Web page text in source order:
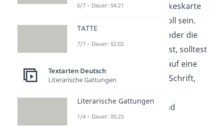
eine bedruckte Dankeskarte
können enorm stilvoll sein.
Wenn du den Brief oder die
Karte selbst schreibst, solltest
du aber unbedingt auf eine
saubere, leserliche Schrift,
Rechtschreibung und
Grammatik achten.
6/7 – Dauer: 04:21
TATTE
7/7 – Dauer: 02:02
Textarten Deutsch
Literarische Gattungen
Literarische Gattungen
1/4 – Dauer: 05:25